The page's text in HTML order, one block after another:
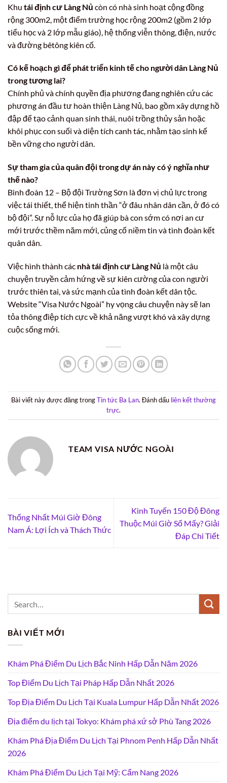
Khu tái định cư Làng Nủ còn có nhà sinh hoạt cộng đồng
rộng 300m2, một điểm trường học rộng 200m2 (gồm 2 lớp
tiểu học và 2 lớp mẫu giáo), hệ thống viễn thông, điện, nước
và đường bêtông kiên cố.
Có kế hoạch gì để phát triển kinh tế cho người dân Làng Nủ
trong tương lai?
Chính phủ và chính quyền địa phương đang nghiên cứu các
phương án đầu tư hoàn thiện Làng Nủ, bao gồm xây dựng hồ
đập để tạo cảnh quan sinh thái, nuôi trồng thủy sản hoặc
khôi phục con suối và diện tích canh tác, nhằm tạo sinh kế
bền vững cho người dân.
Sự tham gia của quân đội trong dự án này có ý nghĩa như
thế nào?
Binh đoàn 12 – Bộ đội Trường Sơn là đơn vị chủ lực trong
việc tái thiết, thể hiện tinh thần “ở đâu nhân dân cần, ở đó có
bộ đội”. Sự nỗ lực của họ đã giúp bà con sớm có nơi an cư
mới trước thềm năm mới, củng cố niềm tin và tình đoàn kết
quân dân.
Việc hình thành các nhà tái định cư Làng Nủ là một câu
chuyện truyền cảm hứng về sự kiên cường của con người
trước thiên tai, và sức mạnh của tình đoàn kết dân tộc.
Website “Visa Nước Ngoài” hy vọng câu chuyện này sẽ lan
tỏa thông điệp tích cực về khả năng vượt khó và xây dựng
cuộc sống mới.
Bài viết này được đăng trongTin tức Ba Lan. Đánh dấu liên kết thường
trực.
TEAM VISA NƯỚC NGOÀI
Thống Nhất Múi Giờ Đông
Nam Á: Lợi Ích và Thách Thức
Kinh Tuyến 150 Độ Đông
Thuộc Múi Giờ Số Mấy? Giải
Đáp Chi Tiết
BÀI VIẾT MỚI
Khám Phá Điểm Du Lịch Bắc Ninh Hấp Dẫn Năm 2026
Top Điểm Du Lịch Tại Pháp Hấp Dẫn Nhất 2026
Top Địa Điểm Du Lịch Tại Kuala Lumpur Hấp Dẫn Nhất 2026
Địa điểm du lịch tại Tokyo: Khám phá xứ sở Phù Tang 2026
Khám Phá Địa Điểm Du Lịch Tại Phnom Penh Hấp Dẫn Nhất
2026
Khám Phá Điểm Du Lịch Tại Mỹ: Cẩm Nang 2026